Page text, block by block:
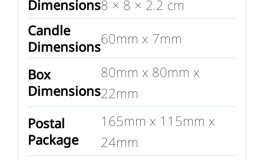
Dimensions8 × 8 × 2.2 cm
Candle
Dimensions60mm x 7mm
Box
Dimensions
80mm x 80mm x
22mm
Postal
Package
165mm x 115mm x
24mm